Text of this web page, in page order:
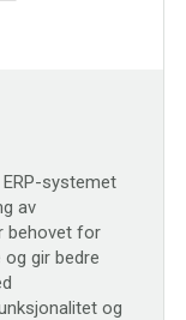
systemet
av
behovet for
gir bedre
og